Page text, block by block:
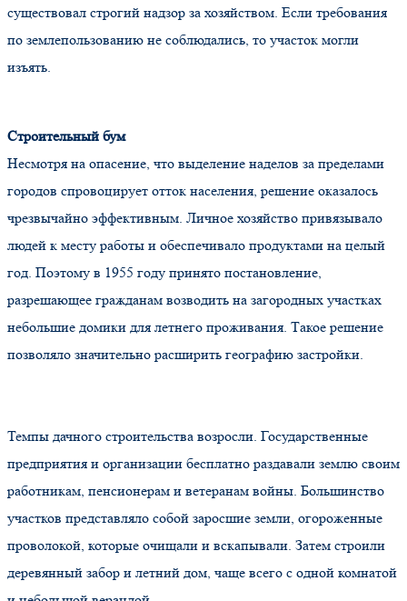
существовал строгий надзор за хозяйством. Если требования
по землепользованию не соблюдались, то участок могли
изъять.
Строительный бум
Несмотря на опасение, что выделение наделов за пределами
городов спровоцирует отток населения, решение оказалось
чрезвычайно эффективным. Личное хозяйство привязывало
людей к месту работы и обеспечивало продуктами на целый
год. Поэтому в 1955 году принято постановление,
разрешающее гражданам возводить на загородных участках
небольшие домики для летнего проживания. Такое решение
позволяло значительно расширить географию застройки.
Темпы дачного строительства возросли. Государственные
предприятия и организации бесплатно раздавали землю своим
работникам, пенсионерам и ветеранам войны. Большинство
участков представляло собой заросшие земли, огороженные
проволокой, которые очищали и вскапывали. Затем строили
деревянный забор и летний дом, чаще всего с одной комнатой